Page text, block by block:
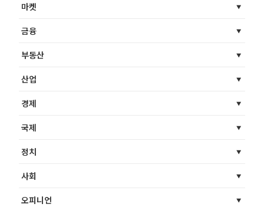
마켓
금융
부동산
산업
경제
국제
정치
사회
오피니언